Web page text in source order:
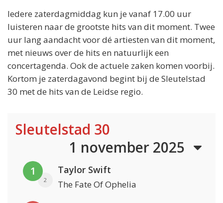
Iedere zaterdagmiddag kun je vanaf 17.00 uur
luisteren naar de grootste hits van dit moment. Twee
uur lang aandacht voor dé artiesten van dit moment,
met nieuws over de hits en natuurlijk een
concertagenda. Ook de actuele zaken komen voorbij.
Kortom je zaterdagavond begint bij de Sleutelstad
30 met de hits van de Leidse regio.
Sleutelstad 30
1 november 2025
1
2
Taylor Swift
The Fate Of Ophelia